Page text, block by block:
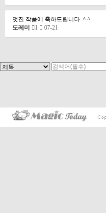
멋진 작품에 축하드립니다..^ ^
도레미
1 07-21